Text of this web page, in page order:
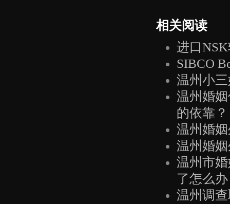
相关阅读
进口
SIBCO
温州小
温州婚
的依靠？
温州婚
温州婚
温州市
了怎么办
温州调